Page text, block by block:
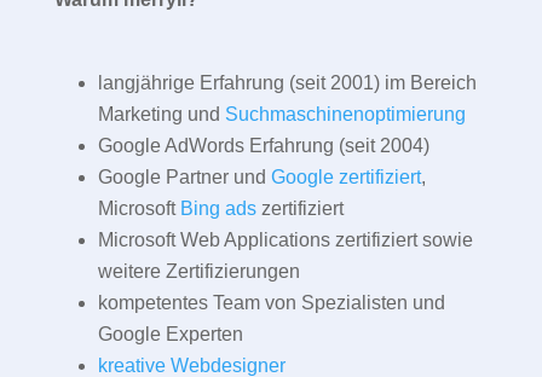
langjährige Erfahrung (seit 2001) im Bereich
Marketing und Suchmaschinenoptimierung
Google AdWords Erfahrung (seit 2004)
Google Partner und Google zertifiziert,
Microsoft Bing adszertifiziert
Microsoft Web Applications zertifiziert sowie
weitere Zertifizierungen
kompetentes Team von Spezialisten und
Google Experten
kreative Webdesigner